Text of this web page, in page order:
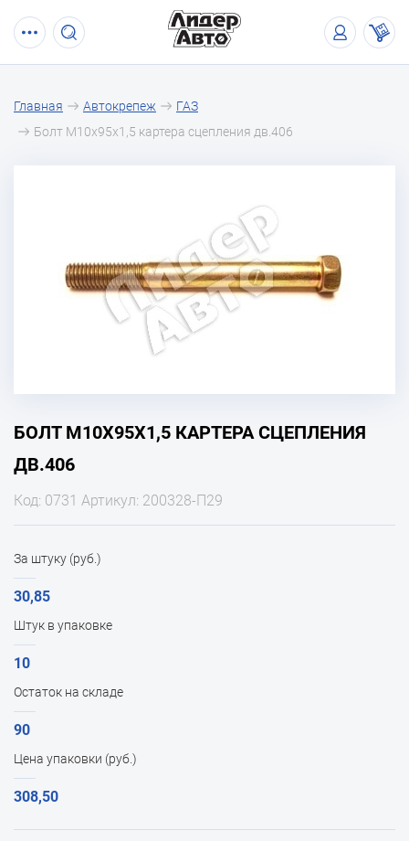
Главная Автокрепеж
ГАЗ
Болт М10х95х1,5 картера сцепления дв.406
БОЛТ М10Х95Х1,5 КАРТЕРА СЦЕПЛЕНИЯ
ДВ.406
Код: 0731 Артикул: 200328-П29
За штуку (руб.)
30,85
Штук в упаковке
10
Остаток на складе
90
Цена упаковки (руб.)
308,50